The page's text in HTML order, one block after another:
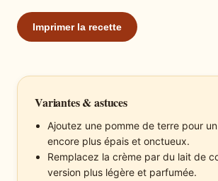
Imprimer la recette
Variantes & astuces
Ajoutez une pomme de terre pour
encore plus épais et onctueux.
Remplacez la crème par du lait de
version plus légère et parfumée.